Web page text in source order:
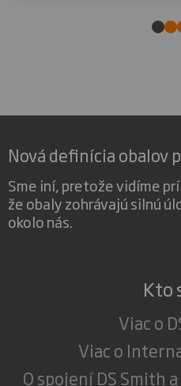
Nová definícia obalov
Sme iní, pretože vidíme
že obaly zohrávajú silnú
okolo nás.
Kto
Viac o
Viac o
O spojení DS Smith